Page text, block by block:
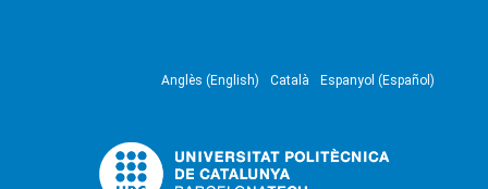
Anglès (English) Català Espanyol (Español)